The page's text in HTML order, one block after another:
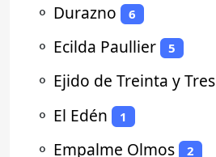
⚬ Durazno 6
⚬ Ecilda Paullier 5
⚬ Ejido de Treinta y Tres
⚬ El Edén 1
⚬ Empalme Olmos 2